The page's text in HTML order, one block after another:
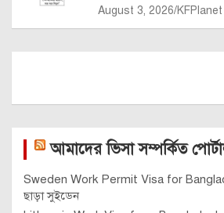
August 3, 2026 KFPlanet
আমাদের ভিসা সম্পর্কিত
Sweden Work Permit Visa for
ছাড়া সুইডেন